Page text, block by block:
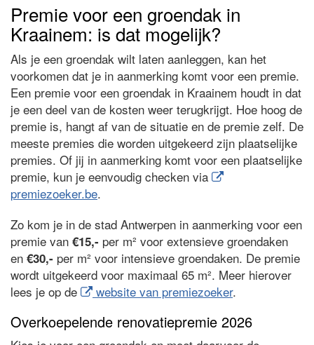
Premie voor een groendak in
Kraainem: is dat mogelijk?
Als je een groendak wilt laten aanleggen, kan het
voorkomen dat je in aanmerking komt voor een premie.
Een premie voor een groendak in Kraainem houdt in dat
je een deel van de kosten weer terugkrijgt. Hoe hoog de
premie is, hangt af van de situatie en de premie zelf. De
meeste premies die worden uitgekeerd zijn plaatselijke
premies. Of jij in aanmerking komt voor een plaatselijke
premie, kun je eenvoudig checken via
premiezoeker.be.
Zo kom je in de stad Antwerpen in aanmerking voor een
premie van €15,- per m² voor extensieve groendaken
en €30,- per m² voor intensieve groendaken. De premie
wordt uitgekeerd voor maximaal 65 m². Meer hierover
lees je op de
website van premiezoeker.
Overkoepelende renovatiepremie 2026